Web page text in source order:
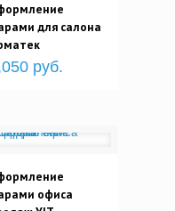
для салона
руб.
офиса